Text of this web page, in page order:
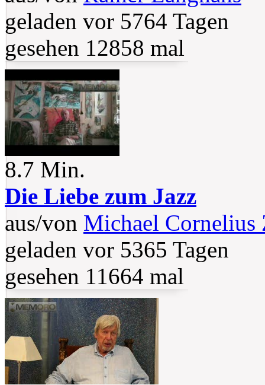
geladen vor 5764 Tagen
gesehen 12858 mal
8.7 Min.
Die Liebe zum Jazz
aus/von Michael Cornelius
geladen vor 5365 Tagen
gesehen 11664 mal